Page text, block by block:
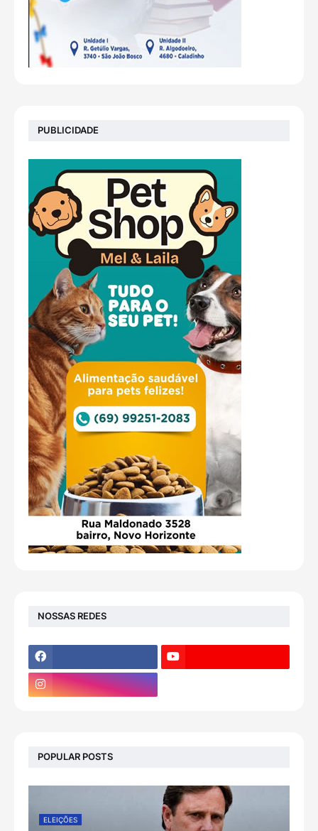
PUBLICIDADE
NOSSAS REDES
POPULAR POSTS
ELEIÇÕES